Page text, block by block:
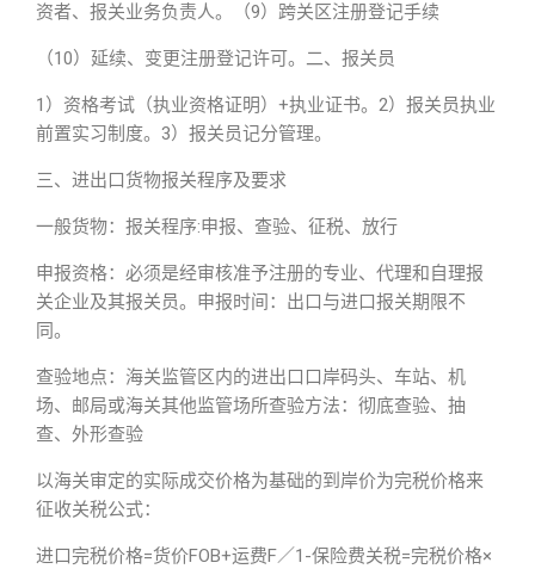
资者、报关业务负责人。（9）跨关区注册登记手续
（10）延续、变更注册登记许可。二、报关员
1）资格考试（执业资格证明）+执业证书。2）报关员执业
前置实习制度。3）报关员记分管理。
三、进出口货物报关程序及要求
一般货物：报关程序:申报、查验、征税、放行
申报资格：必须是经审核准予注册的专业、代理和自理报
关企业及其报关员。申报时间：出口与进口报关期限不
同。
查验地点：海关监管区内的进出口口岸码头、车站、机
场、邮局或海关其他监管场所查验方法：彻底查验、抽
查、外形查验
以海关审定的实际成交价格为基础的到岸价为完税价格来
征收关税公式：
进口完税价格=货价FOB+运费F／1-保险费关税=完税价格×